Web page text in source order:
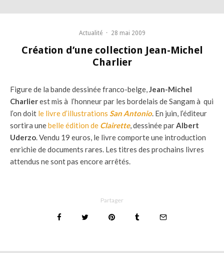
Actualité · 28 mai 2009
Création d’une collection Jean-Michel
Charlier
Figure de la bande dessinée franco-belge,Jean-Michel
Charlierest mis à l’honneur par les bordelais de Sangam à qui
l’on doit le livre d’illustrations San Antonio. En juin, l’éditeur
sortira unebelle édition de Clairette, dessinée parAlbert
Uderzo. Vendu 19 euros, le livre comporte une introduction
enrichie de documents rares. Les titres des prochains livres
attendus ne sont pas encore arrêtés.
Partager